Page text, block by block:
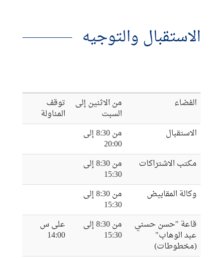
الاستقبال والتوجيه
Horaires
salles
de
الفضاء من الاثنين إلى
السبت
توقف
المناولة
الاستقبال
من 8:30 إلى
20:00
مكتب الاشتراكات
من 8:30 إلى
15:30
وكالة المقابيض
من 8:30 إلى
15:30
قاعة "حسن حسني
عبد الوهاب"
(مخطوطات)
من 8:30 إلى
15:30
على س
14:00